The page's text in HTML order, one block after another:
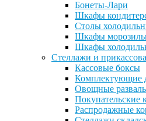
Бонеты-Лари
Шкафы
Столы
Шкафы
Шкафы
Стеллажи и
Кассовые боксы
Комплектующие
Овощные
Покупательские
Распродажные